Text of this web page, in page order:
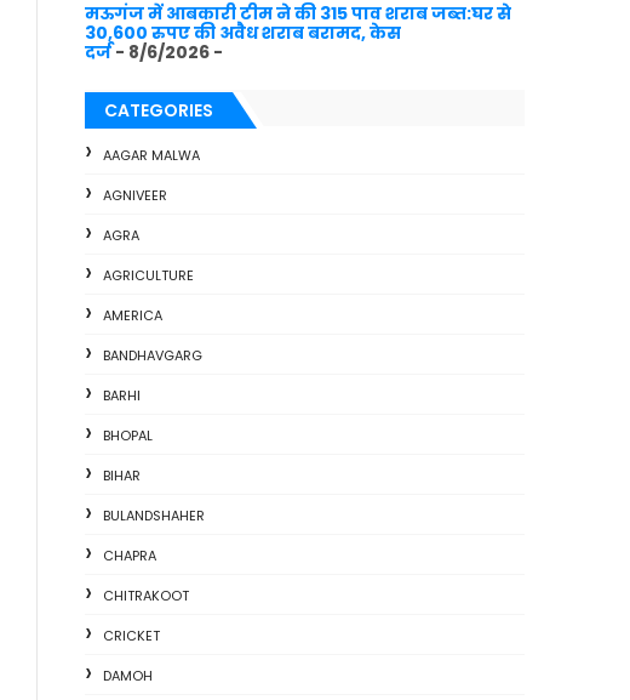
मऊगंज में आबकारी टीम ने की 315 पाव शराब जब्त:घर से
30,600 रुपए की अवैध शराब बरामद, केस
दर्ज- 8/6/2026 -
CATEGORIES
AAGAR MALWA
AGNIVEER
AGRA
AGRICULTURE
AMERICA
BANDHAVGARG
BARHI
BHOPAL
BIHAR
BULANDSHAHER
CHAPRA
CHITRAKOOT
CRICKET
DAMOH